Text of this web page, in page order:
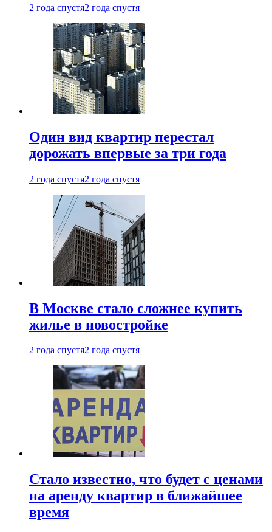
2 года спустя2 года спустя
Один вид квартир перестал
дорожать впервые за три года
2 года спустя2 года спустя
В Москве стало сложнее купить
жилье в новостройке
2 года спустя2 года спустя
Стало известно, что будет с ценами
на аренду квартир в ближайшее
время